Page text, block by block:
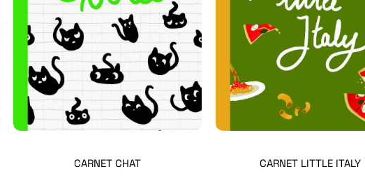
CARNET CHAT CARNET LITTLE ITALY